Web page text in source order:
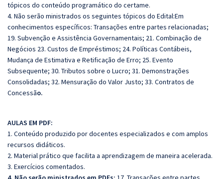
tópicos do conteúdo programático do certame.
4. Não serão ministrados os seguintes tópicos do Edital:Em
conhecimentos específicos: Transações entre partes relacionadas;
19. Subvenção e Assistência Governamentais; 21. Combinação de
Negócios 23. Custos de Empréstimos; 24. Políticas Contábeis,
Mudança de Estimativa e Retificação de Erro; 25. Evento
Subsequente; 30. Tributos sobre o Lucro; 31. Demonstrações
Consolidadas; 32. Mensuração do Valor Justo; 33. Contratos de
Concessão.
AULAS EM PDF:
1. Conteúdo produzido por docentes especializados e com amplos
recursos didáticos.
2. Material prático que facilita a aprendizagem de maneira acelerada.
3. Exercícios comentados.